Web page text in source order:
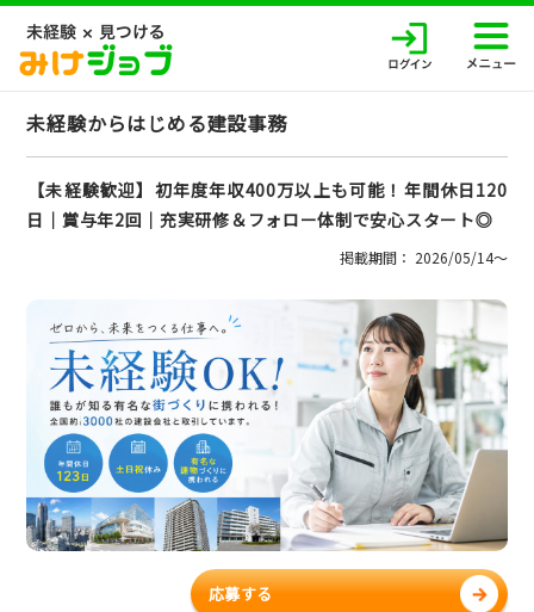
未経験からはじめる建設事務
【未経験歓迎】初年度年収400万以上も可能！年間休日120
日│賞与年2回│充実研修＆フォロー体制で安心スタート◎
掲載期間： 2026/05/14〜
応募する